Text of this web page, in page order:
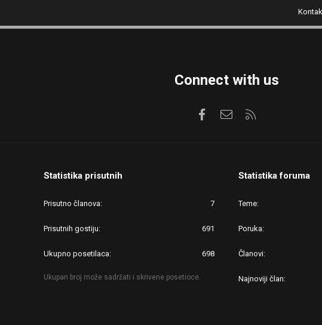
Connect with us
FacebookKontaktirajte nas
Statistika prisutnih
Prisutno članova 7
Prisutnih gostiju 691
Ukupno posetilaca 698
Ukupan broj može sadržati i skrivene posetioce.
Statistika foruma
Teme
Poruka
Članovi
Najnoviji član